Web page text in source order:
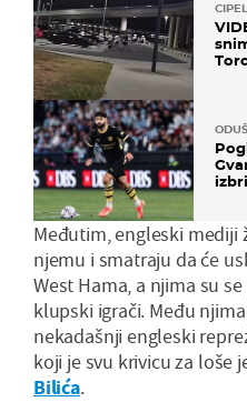
Međutim, engleski mediji
njemu i smatraju da će
West Hama, a njima su
klupski igrači. Među
nekadašnji engleski
koji je svu krivicu za loše
Bilića.